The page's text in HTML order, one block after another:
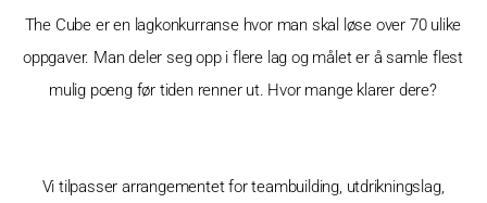
The Cube er en lagkonkurranse hvor man skal løse over 70 ulike
oppgaver. Man deler seg opp i flere lag og målet er å samle flest
mulig poeng før tiden renner ut. Hvor mange klarer dere?
Vi tilpasser arrangementet for teambuilding, utdrikningslag,